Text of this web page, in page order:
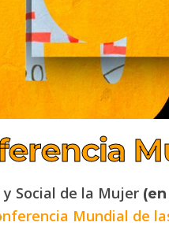
Social de la Mujer
Mundial de